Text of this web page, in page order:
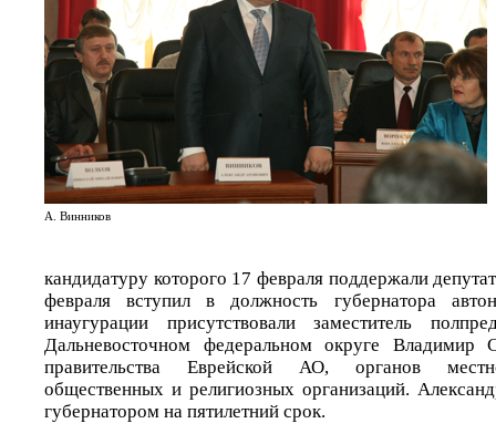
А. Винников
кандидатуру которого 17 февраля поддержали
февраля вступил в должность губернатора
инаугурации присутствовали заместитель
Дальневосточном федеральном округе Владимир
правительства Еврейской АО, органов
общественных и религиозных организаций.
губернатором на пятилетний срок.